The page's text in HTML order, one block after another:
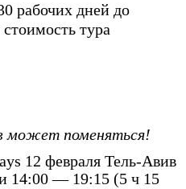
рабочих дней до
тура
может поменяться!
12 февраля Тель-Авив
14:00 — 19:15 (5 ч 15